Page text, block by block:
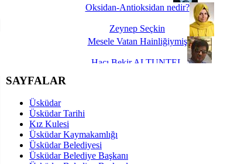
Oksidan-Antioksidan nedir?
Zeynep Seçkin
Mesele Vatan Hainliğiymiş
Hacı Bekir ALTUNTEL
Dünya Fani, Ama Kısa Bir Süre De Olsa Burdayız
Savaş ŞENEL
Hukukun Adaleti Kalmadı Üstadım!
SAYFALAR
Üsküdar
Üsküdar Tarihi
Kız Kulesi
Üsküdar Kaymakamlığı
Üsküdar Belediyesi
Üsküdar Belediye Başkanı